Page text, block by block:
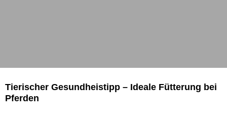
Tierischer Gesundheistipp – Ideale Fütterung bei
Pferden